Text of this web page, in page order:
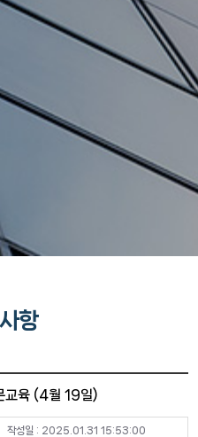
항
교육 (4월 19일)
작성일 : 2025.01.31 15:53:00